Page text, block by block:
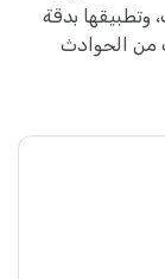
وتطبيقها بدقة
من الحوادث